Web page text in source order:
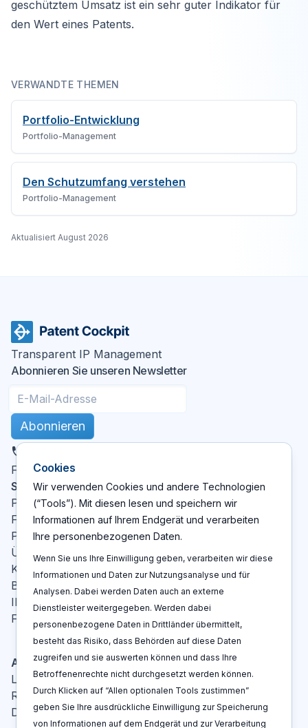
geschütztem Umsatz ist ein sehr guter Indikator für
den Wert eines Patents.
VERWANDTE THEMEN
Portfolio-Entwicklung
Portfolio-Management
Den Schutzumfang verstehen
Portfolio-Management
Aktualisiert August 2026
Transparent IP Management
Abonnieren Sie unseren Newsletter
Abonnieren
Folgen Sie uns
Seiten
Patent Cockpit
Funktionen
Preise
Über Uns
Kontakt
Blog
IP-Glossar
FAQ
Aktionen
Log In
Registrieren
Demo buchen
Cookies
Wir verwenden Cookies und andere Technologien
(“Tools”). Mit diesen lesen und speichern wir
Informationen auf Ihrem Endgerät und verarbeiten
Ihre personenbezogenen Daten.
Wenn Sie uns Ihre Einwilligung geben, verarbeiten wir diese
Informationen und Daten zur Nutzungsanalyse und für
Analysen. Dabei werden Daten auch an externe
Dienstleister weitergegeben. Werden dabei
personenbezogene Daten in Drittländer übermittelt,
besteht das Risiko, dass Behörden auf diese Daten
zugreifen und sie auswerten können und dass Ihre
Betroffenenrechte nicht durchgesetzt werden können.
Durch Klicken auf “Allen optionalen Tools zustimmen”
geben Sie Ihre ausdrückliche Einwilligung zur Speicherung
von Informationen auf dem Endgerät und zur Verarbeitung